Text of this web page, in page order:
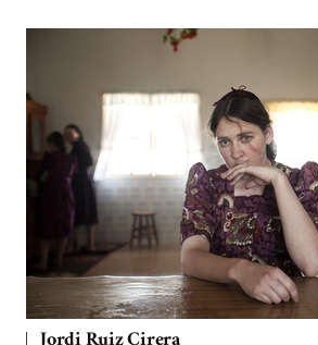
Jordi Ruiz Cirera